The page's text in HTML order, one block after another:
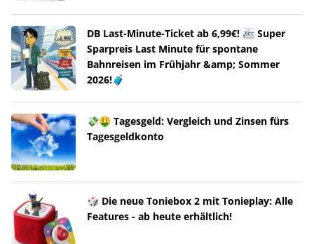
DB Last-Minute-Ticket ab 6,99€! 🚈 Super
Sparpreis Last Minute für spontane
Bahnreisen im Frühjahr &amp; Sommer
2026!🧳
💸🤑 Tagesgeld: Vergleich und Zinsen fürs
Tagesgeldkonto
🎲 Die neue Toniebox 2 mit Tonieplay: Alle
Features - ab heute erhältlich!